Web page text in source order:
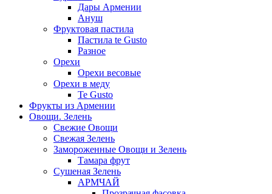
Дары Армении
Ануш
Фруктовая пастила
Пастила te Gusto
Разное
Орехи
Орехи весовые
Орехи в меду
Te Gusto
Фрукты из Армении
Овощи. Зелень
Свежие Овощи
Свежая Зелень
Замороженные Овощи и Зелень
Тамара фрут
Сушеная Зелень
АРМЧАЙ